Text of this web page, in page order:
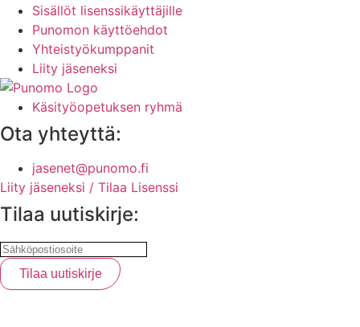
Sisällöt lisenssikäyttäjille
Punomon käyttöehdot
Yhteistyökumppanit
Liity jäseneksi
Käsityöopetuksen ryhmä
Ota yhteyttä:
jasenet@punomo.fi
Liity jäseneksi / Tilaa Lisenssi
Tilaa uutiskirje: